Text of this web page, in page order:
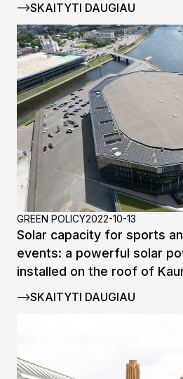
SKAITYTI DAUGIAU
GREEN POLICY2022-10-13
Solar capacity for sports
events: a powerful solar
installed on the roof of
SKAITYTI DAUGIAU